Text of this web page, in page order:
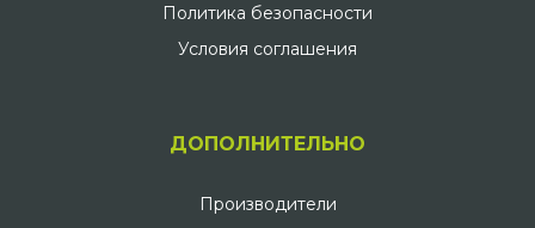
Политика безопасности
Условия соглашения
ДОПОЛНИТЕЛЬНО
Производители